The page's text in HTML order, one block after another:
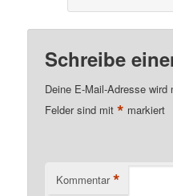
Schreibe
Deine E-Mail-Adresse wird
Felder sind mit* markiert
Kommentar *